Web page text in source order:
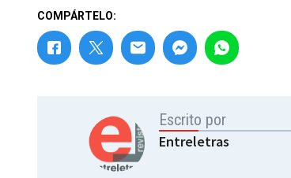
COMPÁRTELO:
Escrito por
Entreletras